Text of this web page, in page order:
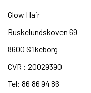
Glow Hair
Buskelundskoven 69
8600 Silkeborg​
CVR : 20029390​
Tel: 86 86 94 86